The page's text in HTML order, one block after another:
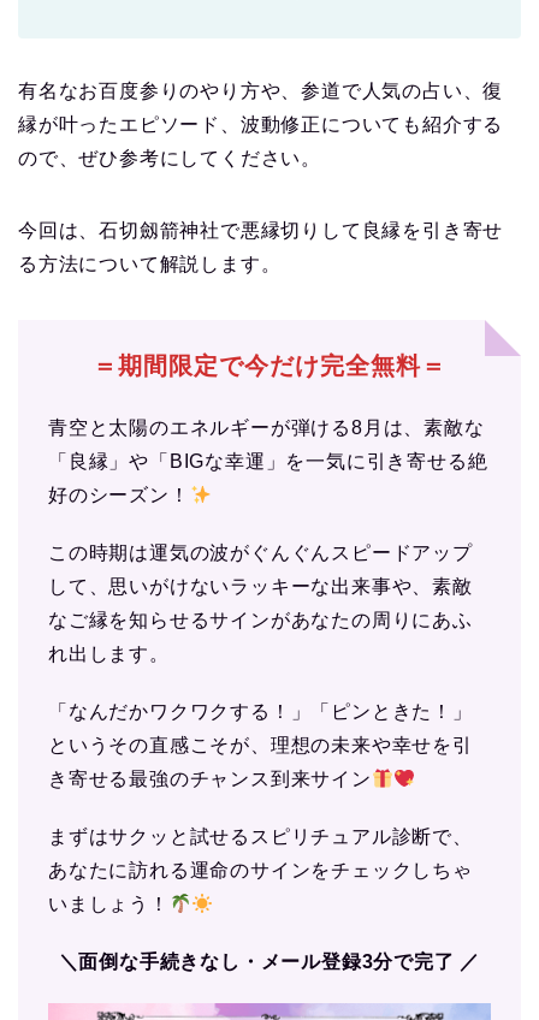
有名なお百度参りのやり方や、参道で人気の占い、復
縁が叶ったエピソード、波動修正についても紹介する
ので、ぜひ参考にしてください。
今回は、石切劔箭神社で悪縁切りして良縁を引き寄せ
る方法について解説します。
＝期間限定で今だけ完全無料＝
青空と太陽のエネルギーが弾ける8月は、素敵な
「良縁」や「BIGな幸運」を一気に引き寄せる絶
好のシーズン！
この時期は運気の波がぐんぐんスピードアップ
して、思いがけないラッキーな出来事や、素敵
なご縁を知らせるサインがあなたの周りにあふ
れ出します。
「なんだかワクワクする！」「ピンときた！」
というその直感こそが、理想の未来や幸せを引
き寄せる最強のチャンス到来サイン
まずはサクッと試せるスピリチュアル診断で、
あなたに訪れる運命のサインをチェックしちゃ
いましょう！
＼面倒な手続きなし・メール登録3分で完了 ／